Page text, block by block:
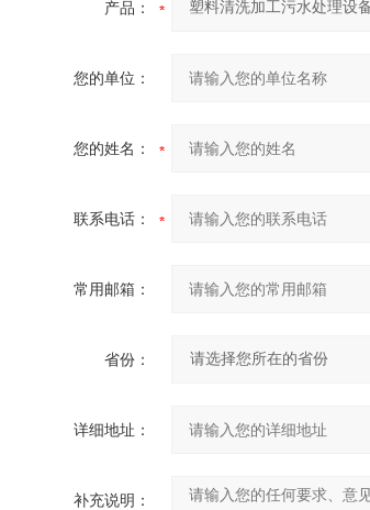
产品：
您的单位：
您的姓名：
联系电话：
常用邮箱：
省份：
详细地址：
补充说明：